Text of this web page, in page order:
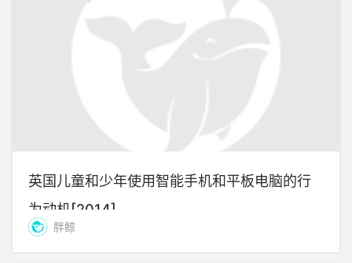
英国儿童和少年使用智能手机和平板电脑的行
为动机[2014]
胖鲸